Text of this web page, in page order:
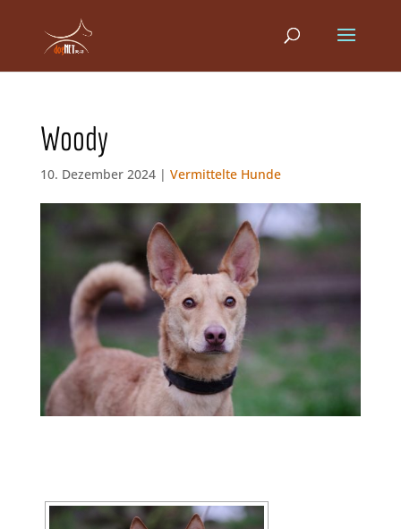
Woody
10. Dezember 2024 | Vermittelte Hunde